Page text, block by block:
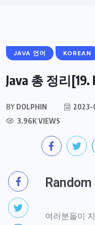
JAVA 언어 KOREAN
Java 총 정리[19.
BY DOLPHIN
3.96K VIEWS
Random
여러분들이